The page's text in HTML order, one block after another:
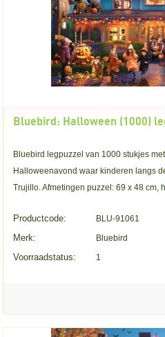
Bluebird: Halloween (1000)
Bluebird legpuzzel van 1000 stukjes
Halloweenavond waar kinderen langs
Trujillo. Afmetingen puzzel: 69 x 48 cm,
Productcode: BLU-91061
Merk: Bluebird
Voorraadstatus: 1